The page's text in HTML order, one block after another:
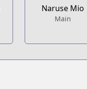
Naruse Mio
Main